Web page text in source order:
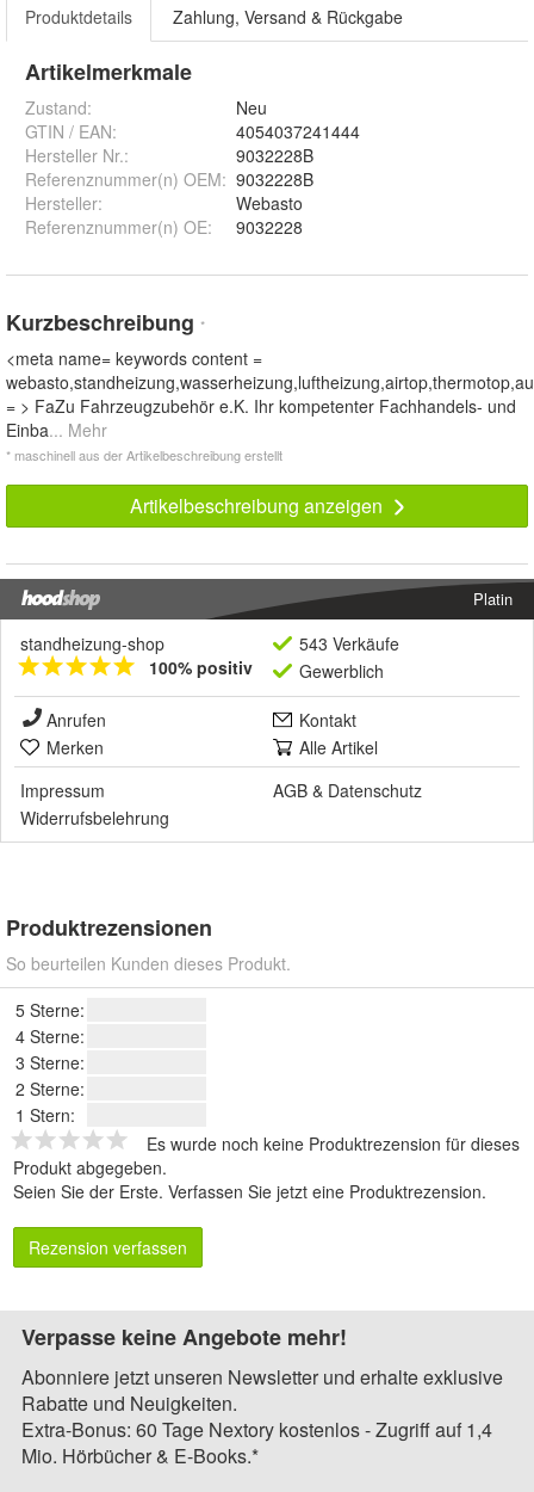
Produktdetails Zahlung, Versand & Rückgabe
Artikelmerkmale
Zustand:
Neu
GTIN / EAN:
4054037241444
Hersteller Nr.:
9032228B
Referenznummer(n) OEM: 9032228B
Hersteller:
Webasto
Referenznummer(n) OE: 9032228
Kurzbeschreibung *
<meta name= keywords content =
= > FaZu Fahrzeugzubehör e.K. Ihr kompetenter Fachhandels- und
Einba... Mehr
* maschinell aus der Artikelbeschreibung erstellt
Artikelbeschreibung anzeigen
Platin
standheizung-shop
100% positiv
543 Verkäufe
Gewerblich
Anrufen
Kontakt
Merken
Alle Artikel
Impressum
AGB & Datenschutz
Widerrufsbelehrung
Produktrezensionen
So beurteilen Kunden dieses Produkt.
5 Sterne:
4 Sterne:
3 Sterne:
2 Sterne:
1 Stern:
Es wurde noch keine Produktrezension für dieses
Produkt abgegeben.
Seien Sie der Erste. Verfassen Sie jetzt eine Produktrezension.
Rezension verfassen
Verpasse keine Angebote mehr!
Abonniere jetzt unseren Newsletter und erhalte exklusive
Rabatte und Neuigkeiten.
Extra-Bonus: 60 Tage Nextory kostenlos - Zugriff auf 1,4
Mio. Hörbücher & E-Books.*